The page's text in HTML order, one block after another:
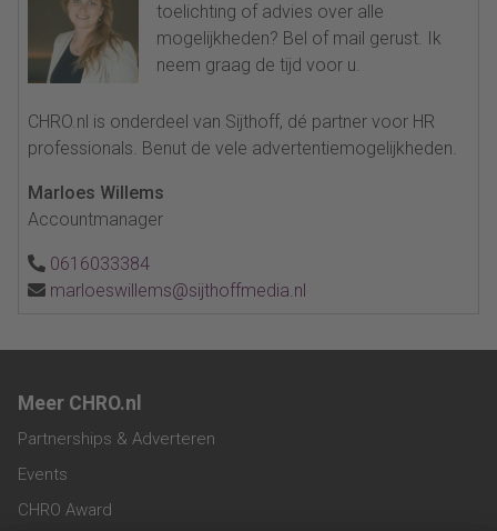
toelichting of advies over alle
mogelijkheden? Bel of mail gerust. Ik
neem graag de tijd voor u.
CHRO.nl is onderdeel van Sijthoff, dé partner voor HR
professionals. Benut de vele advertentiemogelijkheden.
Marloes Willems
Accountmanager
0616033384
marloeswillems@sijthoffmedia.nl
Meer CHRO.nl
Partnerships & Adverteren
Events
CHRO Award